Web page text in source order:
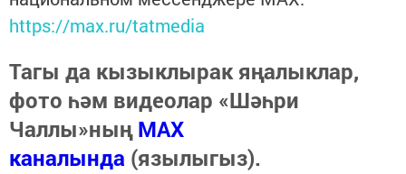
https://max.ru/tatmedia
Тагы да кызыклырак яңалыклар,
фото һәм видеолар «Шәһри
Чаллы»ныңMAX
каналында (язылыгыз).